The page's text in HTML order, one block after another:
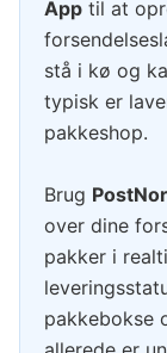
App til at
stå i kø og
typisk er
pakkeshop.
Brug
over dine
pakker i
pakkebokse